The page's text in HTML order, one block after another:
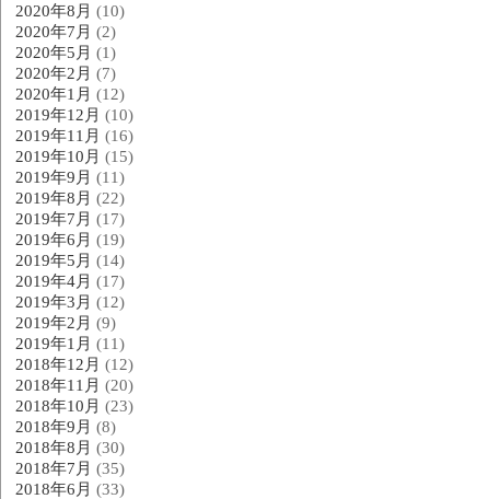
2020年8月 (10)
2020年7月 (2)
2020年5月 (1)
2020年2月 (7)
2020年1月 (12)
2019年12月 (10)
2019年11月 (16)
2019年10月 (15)
2019年9月 (11)
2019年8月 (22)
2019年7月 (17)
2019年6月 (19)
2019年5月 (14)
2019年4月 (17)
2019年3月 (12)
2019年2月 (9)
2019年1月 (11)
2018年12月 (12)
2018年11月 (20)
2018年10月 (23)
2018年9月 (8)
2018年8月 (30)
2018年7月 (35)
2018年6月 (33)